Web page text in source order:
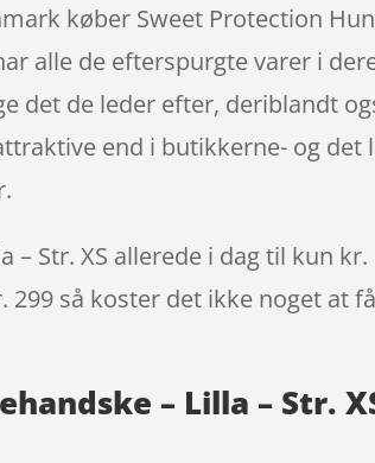
køber Sweet Protection
alle de efterspurgte varer i
det de leder efter, deriblandt
end i butikkerne- og det
Str. XS allerede i dag til kun kr.
så koster det ikke noget at
– Lilla – Str.